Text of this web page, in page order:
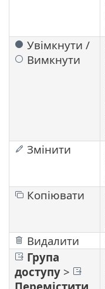
Увімкнути /
Вимкнути
Змінити
Копіювати
Видалити
Група
доступу >